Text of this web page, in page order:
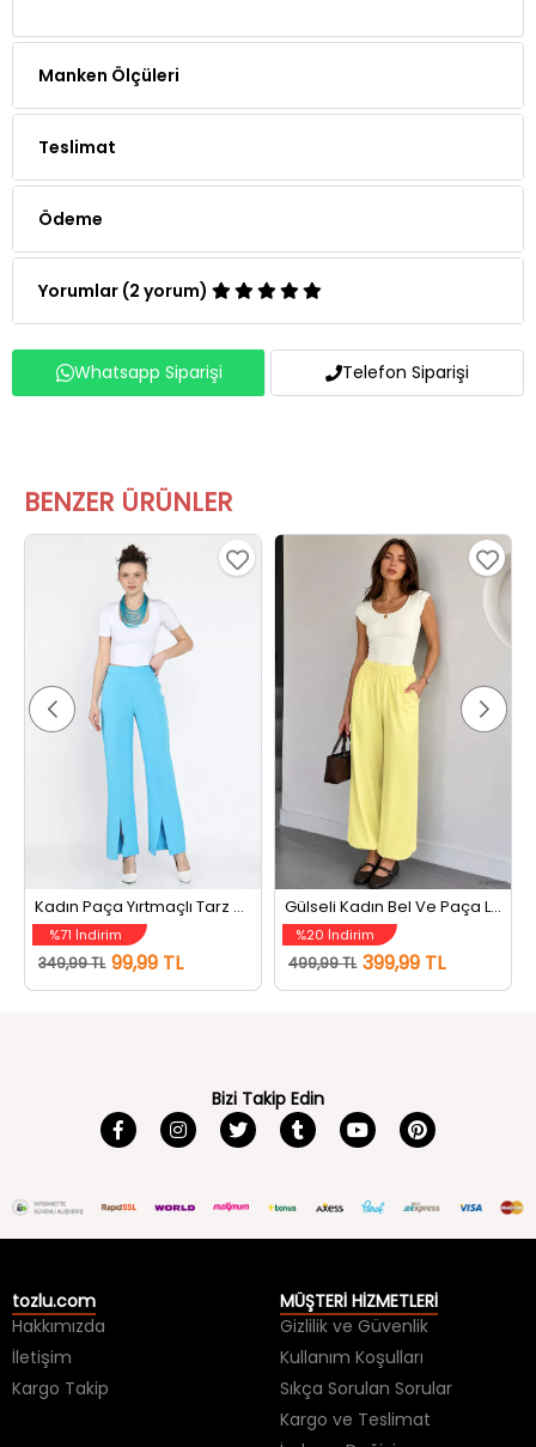
Manken Ölçüleri
Teslimat
Ödeme
Yorumlar (2 yorum)
Whatsapp Siparişi Telefon Siparişi
BENZER ÜRÜNLER
Kadın Paça Yırtmaçlı Tarz Pantolon Mavi
%71 İndirim
349,99 TL 99,99 TL
Gülseli Kadın Bel Ve Paça Lastikli Şalvar Model Pantolon Sarı
%20 İndirim
499,99 TL 399,99 TL
Bizi Takip Edin
tozlu.com
Hakkımızda
İletişim
Kargo Takip
MÜŞTERİ HİZMETLERİ
Gizlilik ve Güvenlik
Kullanım Koşulları
Sıkça Sorulan Sorular
Kargo ve Teslimat